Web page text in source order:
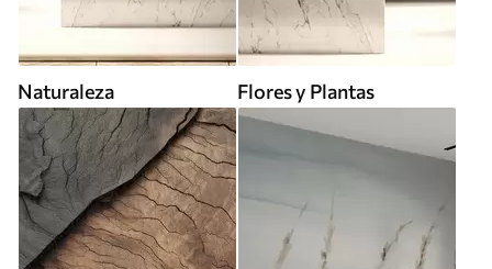
Naturaleza Flores y Plantas